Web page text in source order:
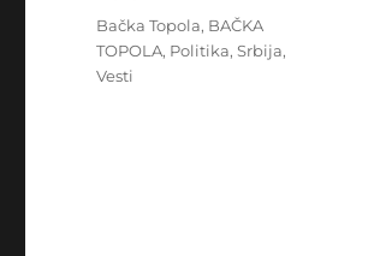
Categories
Bačka Topola, BAČKA
TOPOLA, Politika,Srbija,
Vesti